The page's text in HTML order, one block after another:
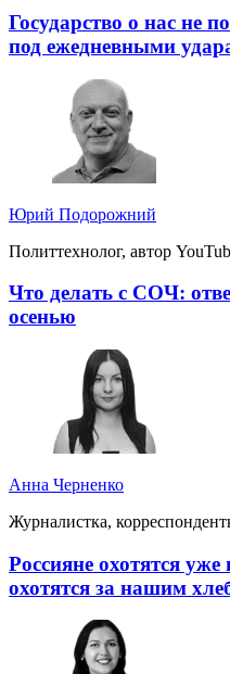
Государство о нас не
под ежедневными
Юрий Подорожний
Политтехнолог, автор
Что делать с СОЧ:
осенью
Анна Черненко
Журналистка,
Россияне охотятся
охотятся за нашим